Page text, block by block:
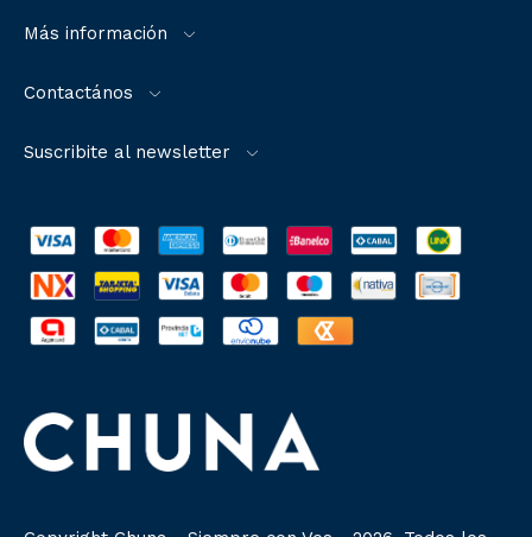
Más información
Contactános
Suscribite al newsletter